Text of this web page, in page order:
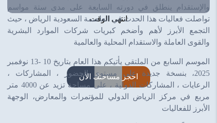
انتهى الوقت
احجز مساحتك الأن
والإستقدام ينطلق في دورته السابعة على مدى ستة مواسم
تواصلت فعاليات هذا الحدث في العاصمة السعودية الرياض ، حيث
التجمع الأبرز لأهم وأضخم كبريات شركات الموارد البشرية
والقوى العاملة والاستقدام المحلية والعالمية
الموسم السابع من الملتقى يأتيكم هذا العام بتاريخ 10 -13 نوفمبر
2025، بنسخة جديدة على مستوى الحضور ، المشاركات ،
الرعايات ، المشاركات الدولية ، على مساحة تزيد عن 4000 متر
مربع في مركز الرياض الدولي للمؤتمرات والمعارض، الوجهة
الأبرز للفعاليات